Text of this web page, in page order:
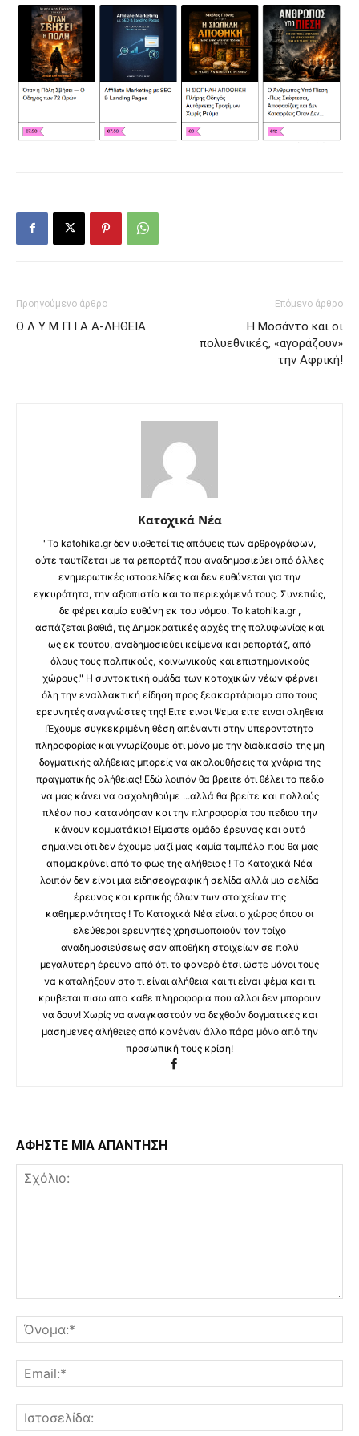
Προηγούμενο άρθρο
Ο Λ Υ Μ Π Ι Α Α-ΛΗΘΕΙΑ
Επόμενο άρθρο
Η Μοσάντο και οι
πολυεθνικές, «αγοράζουν»
την Αφρική!
Κατοχικά Νέα
"Το katohika.gr δεν υιοθετεί τις απόψεις των αρθρογράφων,
ούτε ταυτίζεται με τα ρεπορτάζ που αναδημοσιεύει από άλλες
ενημερωτικές ιστοσελίδες και δεν ευθύνεται για την
εγκυρότητα, την αξιοπιστία και το περιεχόμενό τους. Συνεπώς,
δε φέρει καμία ευθύνη εκ του νόμου. Το katohika.gr ,
ασπάζεται βαθιά, τις Δημοκρατικές αρχές της πολυφωνίας και
ως εκ τούτου, αναδημοσιεύει κείμενα και ρεπορτάζ, από
όλους τους πολιτικούς, κοινωνικούς και επιστημονικούς
χώρους." Η συντακτική ομάδα των κατοχικών νέων φέρνει
όλη την εναλλακτική είδηση προς ξεσκαρτάρισμα απο τους
ερευνητές αναγνώστες της! Ειτε ειναι Ψεμα ειτε ειναι αληθεια
!Έχουμε συγκεκριμένη θέση απέναντι στην υπεροντοτητα
πληροφορίας και γνωρίζουμε ότι μόνο με την διαδικασία της μη
δογματικής αλήθειας μπορείς να ακολουθήσεις τα χνάρια της
πραγματικής αλήθειας! Εδώ λοιπόν θα βρειτε ότι θέλει το πεδίο
να μας κάνει να ασχοληθούμε ...αλλά θα βρείτε και πολλούς
πλέον που κατανόησαν και την πληροφορία του πεδιου την
κάνουν κομματάκια! Είμαστε ομάδα έρευνας και αυτό
σημαίνει ότι δεν έχουμε μαζί μας καμία ταμπέλα που θα μας
απομακρύνει από το φως της αλήθειας ! Το Κατοχικά Νέα
λοιπόν δεν είναι μια ειδησεογραφική σελίδα αλλά μια σελίδα
έρευνας και κριτικής όλων των στοιχείων της
καθημερινότητας ! Το Κατοχικά Νέα είναι ο χώρος όπου οι
ελεύθεροι ερευνητές χρησιμοποιούν τον τοίχο
αναδημοσιεύσεως σαν αποθήκη στοιχείων σε πολύ
μεγαλύτερη έρευνα από ότι το φανερό έτσι ώστε μόνοι τους
να καταλήξουν στο τι είναι αλήθεια και τι είναι ψέμα και τι
κρυβεται πισω απο καθε πληροφορια που αλλοι δεν μπορουν
να δουν! Χωρίς να αναγκαστούν να δεχθούν δογματικές και
μασημενες αλήθειες από κανέναν άλλο πάρα μόνο από την
προσωπική τους κρίση!
ΑΦΗΣΤΕ ΜΙΑ ΑΠΑΝΤΗΣΗ